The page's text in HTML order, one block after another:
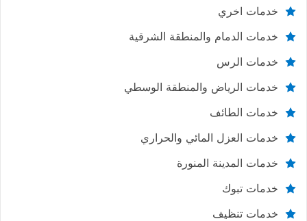
خدمات اخري
خدمات الدمام والمنطقة الشرقية
خدمات الرس
خدمات الرياض والمنطقة الوسطي
خدمات الطائف
خدمات العزل المائي والحراري
خدمات المدينة المنورة
خدمات تبوك
خدمات تنظيف